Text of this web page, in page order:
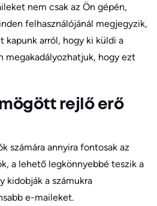
nem csak az Ön gépén,
felhasználójánál megjegyzik,
kapunk arról, hogy ki küldi a
megakadályozhatjuk, hogy ezt
rejlő erő
számára annyira fontosak az
a lehető legkönnyebbé teszik a
kidobják a számukra
e-maileket.